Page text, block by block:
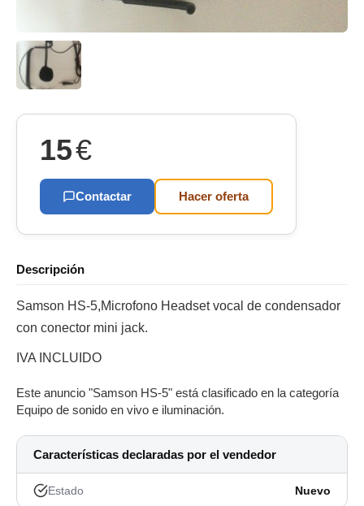
15€
Contactar Hacer oferta
Descripción
Samson HS-5,Microfono Headset vocal de condensador
con conector mini jack.
IVA INCLUIDO
Este anuncio "Samson HS-5" está clasificado en la categoría
Equipo de sonido en vivo e iluminación.
Características declaradas por el vendedor
Estado Nuevo